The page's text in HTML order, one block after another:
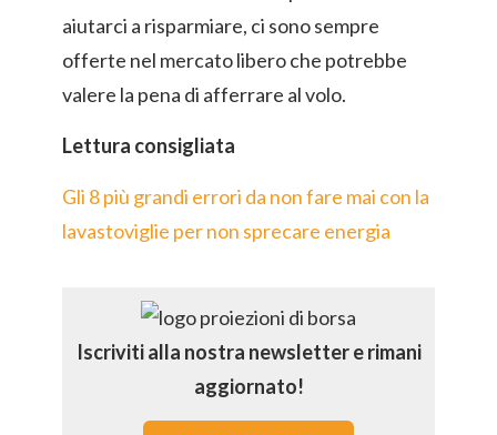
aiutarci a risparmiare, ci sono sempre
offerte nel mercato libero che potrebbe
valere la pena di afferrare al volo.
Lettura consigliata
Gli 8 più grandi errori da non fare mai con la
lavastoviglie per non sprecare energia
Iscriviti alla nostra newsletter e rimani
aggiornato!